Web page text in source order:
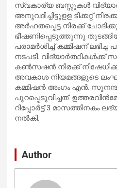
സ്വകാര്യ ബസ്സുകൾ
അനുവദിച്ചിട്ടുളള ടിക്കറ്റ്
അർഹതപ്പെട്ട നിരക്ക്
ഭീഷണിപ്പെടുത്തുന്നു
പരാമർശിച്ച് കമ്മിഷന്
നടപടി. വിദ്യാർത്ഥികൾക്ക്
കൺസഷൻ നിരക്ക്
അവകാശ നിയമങ്ങളുടെ
കമ്മിഷൻ അംഗം എൻ.
പുറപ്പെടുവിച്ചത്.
റിപ്പോർട്ട് 3 മാസത്തിനകം
നൽകി.
Author